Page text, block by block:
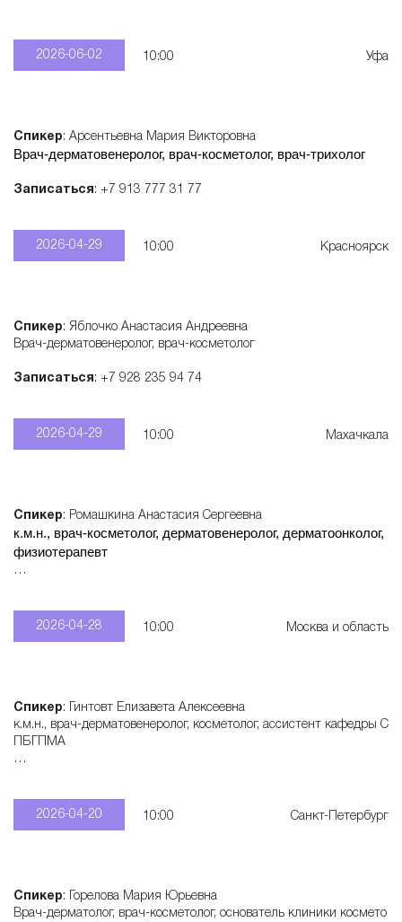
2026-06-02 10:00 Уфа
Спикер: Арсентьевна Мария Викторовна
Врач-дерматовенеролог, врач-косметолог, врач-трихолог
Записаться: +7 913 777 31 77
2026-04-29 10:00 Красноярск
Спикер: Яблочко Анастасия Андреевна
Врач-дерматовенеролог, врач-косметолог
Записаться: +7 928 235 94 74
2026-04-29 10:00 Махачкала
Спикер: Ромашкина Анастасия Сергеевна
к.м.н., врач-косметолог, дерматовенеролог, дерматоонколог,
физиотерапевт
2026-04-28 10:00 Москва и область
Спикер: Гинтовт Елизавета Алексеевна
к.м.н., врач-дерматовенеролог, косметолог, ассистент кафедры С
ПБГПМА
2026-04-20 10:00 Санкт-Петербург
Спикер: Горелова Мария Юрьевна
Врач-дерматолог, врач-косметолог, основатель клиники космето